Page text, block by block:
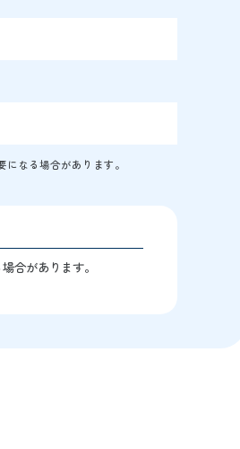
なる場合があります。
合があります。